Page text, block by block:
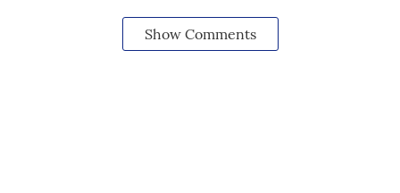
Show Comments